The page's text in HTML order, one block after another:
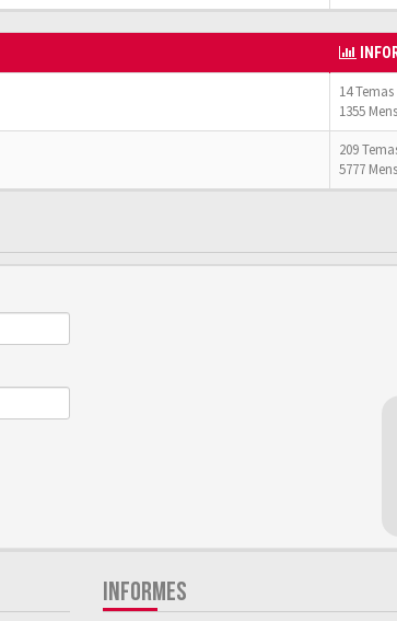
14 Temas
1355
209
5777
INFORMES